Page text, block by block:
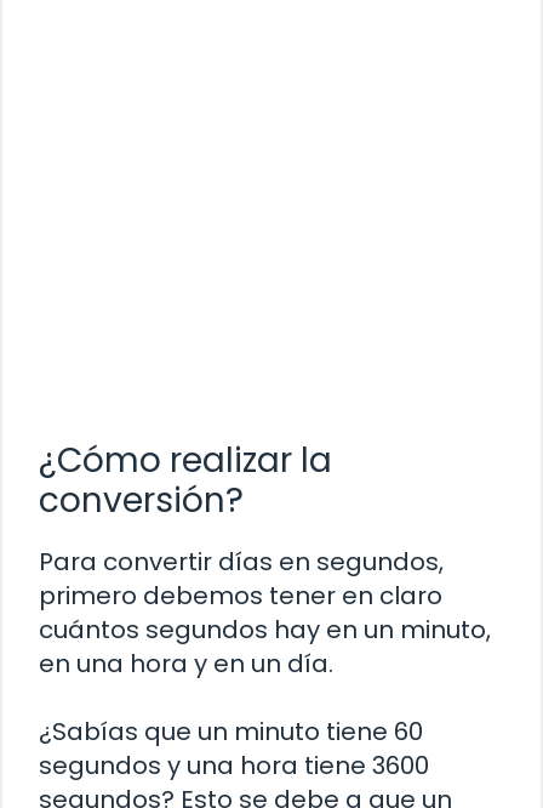
¿Cómo realizar la
conversión?
Para convertir días en segundos,
primero debemos tener en claro
cuántos segundos hay en un minuto,
en una hora y en un día.
¿Sabías que un minuto tiene 60
segundos y una hora tiene 3600
segundos? Esto se debe a que un